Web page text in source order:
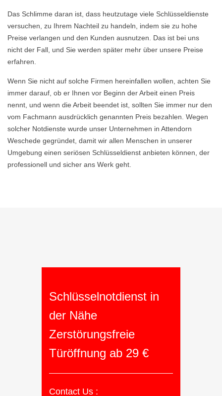
Das Schlimme daran ist, dass heutzutage viele Schlüsseldienste
versuchen, zu Ihrem Nachteil zu handeln, indem sie zu hohe
Preise verlangen und den Kunden ausnutzen. Das ist bei uns
nicht der Fall, und Sie werden später mehr über unsere Preise
erfahren.
Wenn Sie nicht auf solche Firmen hereinfallen wollen, achten Sie
immer darauf, ob er Ihnen vor Beginn der Arbeit einen Preis
nennt, und wenn die Arbeit beendet ist, sollten Sie immer nur den
vom Fachmann ausdrücklich genannten Preis bezahlen. Wegen
solcher Notdienste wurde unser Unternehmen in Attendorn
Weschede gegründet, damit wir allen Menschen in unserer
Umgebung einen seriösen Schlüsseldienst anbieten können, der
professionell und sicher ans Werk geht.
Schlüsselnotdienst in
der Nähe
Zerstörungsfreie
Türöffnung ab 29 €
Contact Us :